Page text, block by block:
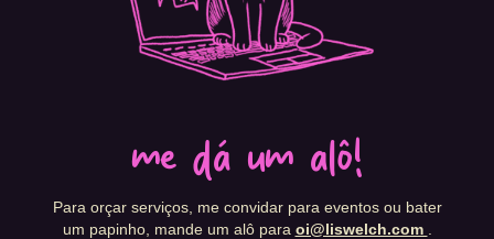
me dá um alô!
Para orçar serviços, me convidar para eventos ou bater
um papinho, mande um alô para oi@liswelch.com